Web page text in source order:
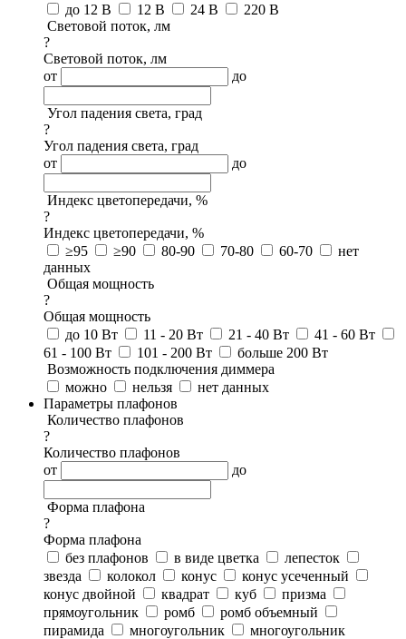
до 12 В
12 В 24 В
220 В
Световой поток, лм
?
Световой поток, лм
от
до
Угол падения света, град
?
Угол падения света, град
от
до
Индекс цветопередачи, %
?
Индекс цветопередачи, %
≥95
≥90 80-90 70-80 60-70
нет
данных
Общая мощность
?
Общая мощность
до 10 Вт
11 - 20 Вт 21 - 40 Вт
41 - 60 Вт
61 - 100 Вт
101 - 200 Вт
больше 200 Вт
Возможность подключения диммера
можно
нельзя
нет данных
Параметры плафонов
Количество плафонов
?
Количество плафонов
от
до
Форма плафона
?
Форма плафона
без плафонов
в виде цветка
лепесток
звезда
колокол конус
конус усеченный
конус двойной
квадрат куб
призма
прямоугольник
ромб
ромб объемный
пирамида
многоугольник
многоугольник